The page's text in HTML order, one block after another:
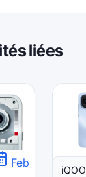
liées
Feb
iQOO